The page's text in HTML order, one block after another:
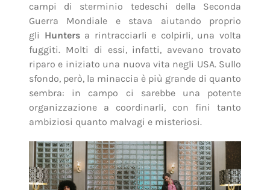
campi di sterminio tedeschi della Seconda
Guerra Mondiale e stava aiutando proprio
gli Huntersa rintracciarli e colpirli, una volta
fuggiti. Molti di essi, infatti, avevano trovato
riparo e iniziato una nuova vita negli USA. Sullo
sfondo, però, la minaccia è più grande di quanto
sembra: in campo ci sarebbe una potente
organizzazione a coordinarli, con fini tanto
ambiziosi quanto malvagi e misteriosi.